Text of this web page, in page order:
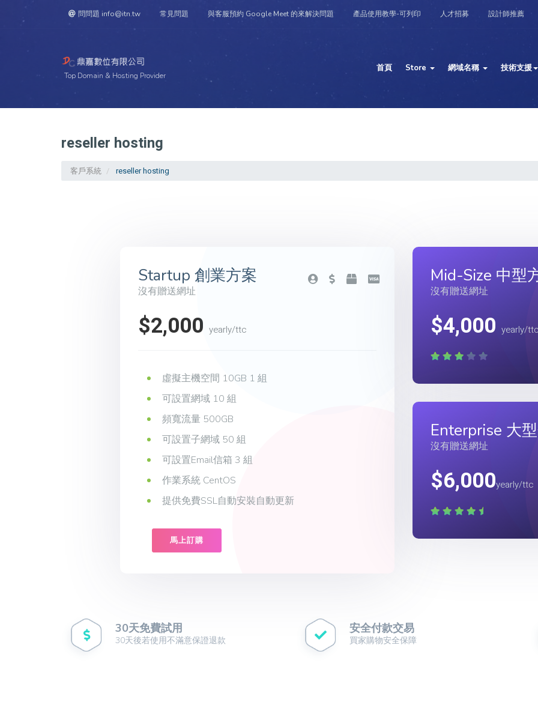
問問題 info@itn.tw 常見問題 與客服預約 Google Meet 的來解決問題 產品使用教學-可列印 人才招募 設計師推薦
Top Domain & Hosting Provider
首頁 Store 網域名稱 技術支援
reseller hosting
客戶系統 reseller hosting
Startup 創業方案
沒有贈送網址
$2,000 yearly/ttc
虛擬主機空間 10GB 1 組
可設置網域 10 組
頻寬流量 500GB
可設置子網域 50 組
可設置Email信箱 3 組
作業系統 CentOS
提供免費SSL自動安裝自動更新
馬上訂購
Mid-Size 中型
沒有贈送網址
$4,000 yearly/ttc
Enterprise 大
沒有贈送網址
$6,000yearly/ttc
30天免費試用
30天後若使用不滿意保證退款
安全付款交易
買家購物安全保障